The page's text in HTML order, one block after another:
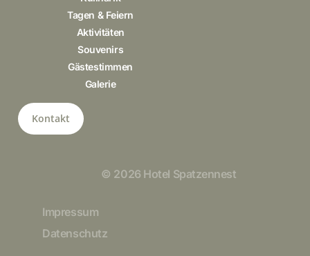
Tagen & Feiern
Aktivitäten
Souvenirs
Gästestimmen
Galerie
Kontakt
© 2026 Hotel Spatzennest
Impressum
Datenschutz